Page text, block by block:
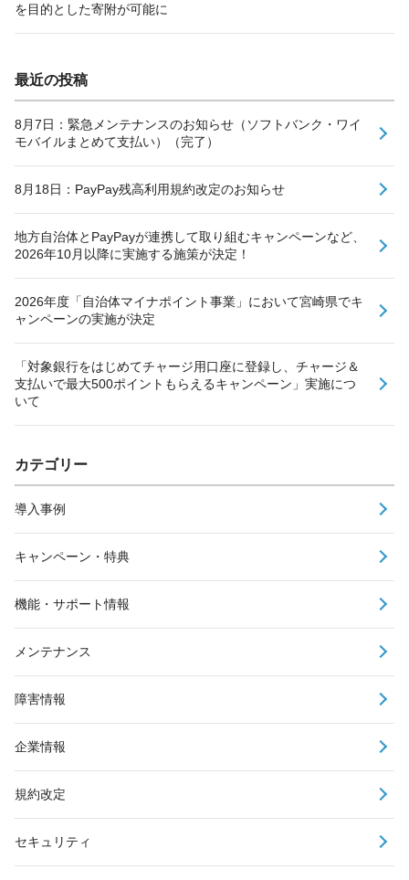
を目的とした寄附が可能に
最近の投稿
8月7日：緊急メンテナンスのお知らせ（ソフトバンク・ワイ
モバイルまとめて支払い）（完了）
8月18日：PayPay残高利用規約改定のお知らせ
地方自治体とPayPayが連携して取り組むキャンペーンなど、
2026年10月以降に実施する施策が決定！
2026年度「自治体マイナポイント事業」において宮崎県でキ
ャンペーンの実施が決定
「対象銀行をはじめてチャージ用口座に登録し、チャージ＆
支払いで最大500ポイントもらえるキャンペーン」実施につ
いて
カテゴリー
導入事例
キャンペーン・特典
機能・サポート情報
メンテナンス
障害情報
企業情報
規約改定
セキュリティ